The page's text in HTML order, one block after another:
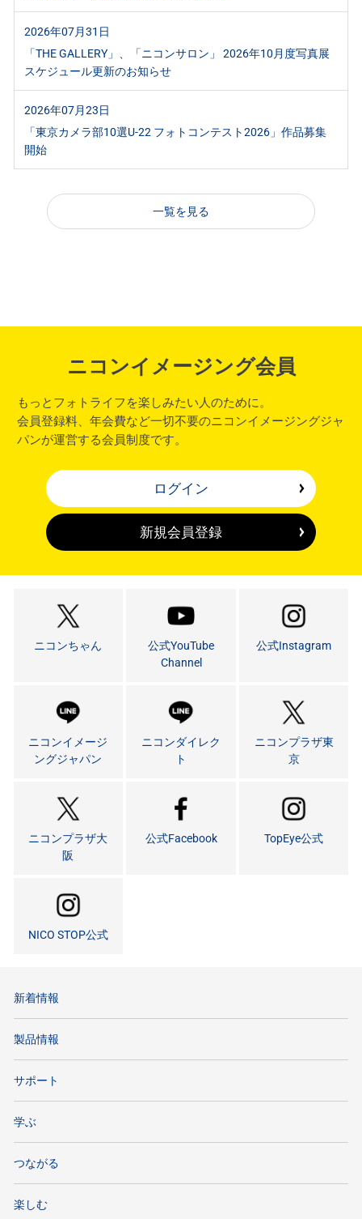
2026年07月31日
「THE GALLERY」、「ニコンサロン」 2026年10月度写真展
スケジュール更新のお知らせ
2026年07月23日
「東京カメラ部10選U-22 フォトコンテスト2026」作品募集
開始
一覧を見る
ニコンイメージング会員
もっとフォトライフを楽しみたい人のために。
会員登録料、年会費など一切不要のニコンイメージングジャ
パンが運営する会員制度です。
ログイン
新規会員登録
ニコンちゃん
公式YouTube
Channel
公式Instagram
ニコンイメージ
ングジャパン
ニコンダイレク
ト
ニコンプラザ東
京
ニコンプラザ大
阪
公式Facebook TopEye公式
NICO STOP公式
新着情報
製品情報
サポート
学ぶ
つながる
楽しむ